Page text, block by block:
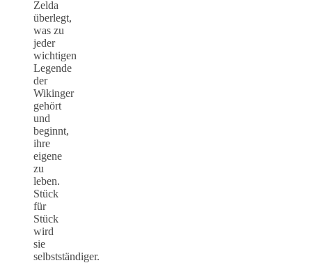
Zelda
überlegt,
was zu
jeder
wichtigen
Legende
der
Wikinger
gehört
und
beginnt,
ihre
eigene
zu
leben.
Stück
für
Stück
wird
sie
selbstständiger.